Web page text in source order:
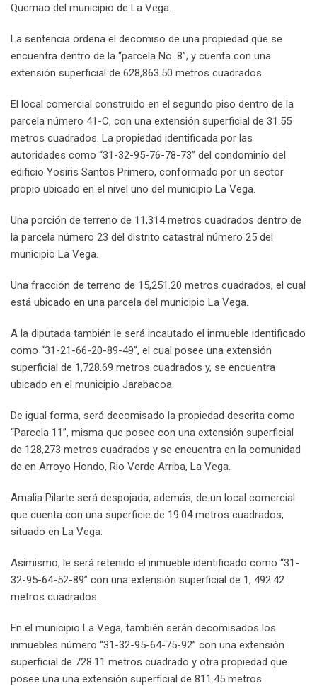
Quemao del municipio de La Vega.
La sentencia ordena el decomiso de una propiedad que se
encuentra dentro de la “parcela No. 8”, y cuenta con una
extensión superficial de 628,863.50 metros cuadrados.
El local comercial construido en el segundo piso dentro de la
parcela número 41-C, con una extensión superficial de 31.55
metros cuadrados. La propiedad identificada por las
autoridades como “31-32-95-76-78-73” del condominio del
edificio Yosiris Santos Primero, conformado por un sector
propio ubicado en el nivel uno del municipio La Vega.
Una porción de terreno de 11,314 metros cuadrados dentro de
la parcela número 23 del distrito catastral número 25 del
municipio La Vega.
Una fracción de terreno de 15,251.20 metros cuadrados, el cual
está ubicado en una parcela del municipio La Vega.
A la diputada también le será incautado el inmueble identificado
como “31-21-66-20-89-49”, el cual posee una extensión
superficial de 1,728.69 metros cuadrados y, se encuentra
ubicado en el municipio Jarabacoa.
De igual forma, será decomisado la propiedad descrita como
“Parcela 11”, misma que posee con una extensión superficial
de 128,273 metros cuadrados y se encuentra en la comunidad
de en Arroyo Hondo, Rio Verde Arriba, La Vega.
Amalia Pilarte será despojada, además, de un local comercial
que cuenta con una superficie de 19.04 metros cuadrados,
situado en La Vega.
Asimismo, le será retenido el inmueble identificado como “31-
32-95-64-52-89” con una extensión superficial de 1, 492.42
metros cuadrados.
En el municipio La Vega, también serán decomisados los
inmuebles número “31-32-95-64-75-92” con una extensión
superficial de 728.11 metros cuadrado y otra propiedad que
posee una una extensión superficial de 811.45 metros